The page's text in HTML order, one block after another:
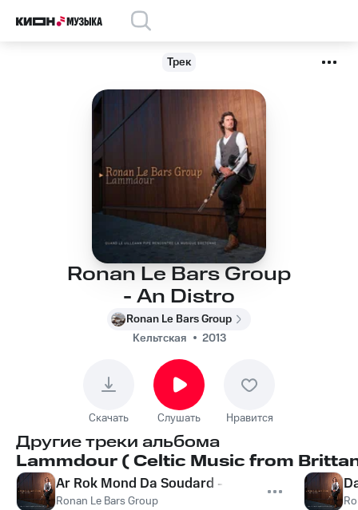
Трек
Ronan Le Bars Group
- An Distro
Ronan Le Bars Group
Кельтская
2013
Скачать Слушать Нравится
Другие треки альбома
Lammdour ( Celtic Music from
Ar Rok Mond Da Soudard - Ronds Son ar
Ronan Le Bars Group